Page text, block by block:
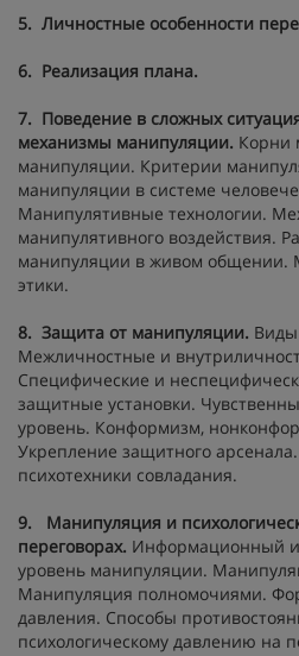
5. Личностные особенности
6. Реализация плана.
7. Поведение в сложных
механизмы манипуляции. Корни
манипуляции. Критерии
манипуляции в системе
Манипулятивные технологии.
манипулятивного воздействия.
манипуляции в живом общении.
этики.
8. Защита от манипуляции.
Межличностные и
Специфические и
защитные установки.
уровень. Конформизм,
Укрепление защитного
психотехники совладания.
9.
Манипуляция и
переговорах. Информационный и
уровень манипуляции.
Манипуляция полномочиями.
давления. Способы
психологическому давлению на